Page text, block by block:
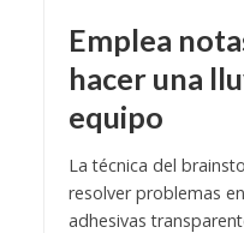
Emplea
hacer una
equipo
La técnica del
resolver problemas
adhesivas